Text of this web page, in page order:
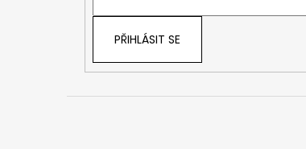
PŘIHLÁSIT SE